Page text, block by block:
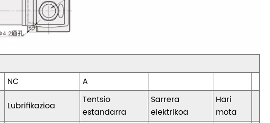
NC
A
Lubrifikazioa
Tentsio
estandarra
Sarrera
elektrikoa
Hari
mota